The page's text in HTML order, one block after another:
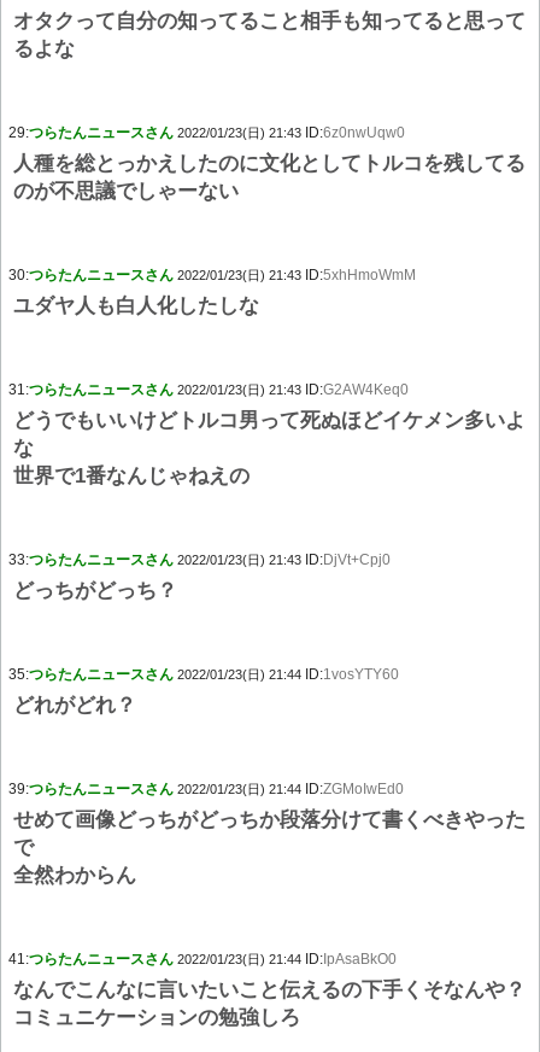
オタクって自分の知ってること相手も知ってると思って
るよな
29:つらたんニュースさん 2022/01/23(日) 21:43 ID:6z0nwUqw0
人種を総とっかえしたのに文化としてトルコを残してる
のが不思議でしゃーない
30:つらたんニュースさん 2022/01/23(日) 21:43 ID:5xhHmoWmM
ユダヤ人も白人化したしな
31:つらたんニュースさん 2022/01/23(日) 21:43 ID:G2AW4Keq0
どうでもいいけどトルコ男って死ぬほどイケメン多いよ
な
世界で1番なんじゃねえの
33:つらたんニュースさん 2022/01/23(日) 21:43 ID:DjVt+Cpj0
どっちがどっち？
35:つらたんニュースさん 2022/01/23(日) 21:44 ID:1vosYTY60
どれがどれ？
39:つらたんニュースさん 2022/01/23(日) 21:44 ID:ZGMoIwEd0
せめて画像どっちがどっちか段落分けて書くべきやった
で
全然わからん
41:つらたんニュースさん 2022/01/23(日) 21:44 ID: IpAsaBkO0
なんでこんなに言いたいこと伝えるの下手くそなんや？
コミュニケーションの勉強しろ